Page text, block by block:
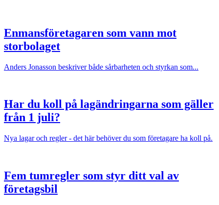
Enmansföretagaren som vann mot
storbolaget
Anders Jonasson beskriver både sårbarheten och styrkan som...
Har du koll på lagändringarna som gäller
från 1 juli?
Nya lagar och regler - det här behöver du som företagare ha koll på.
Fem tumregler som styr ditt val av
företagsbil